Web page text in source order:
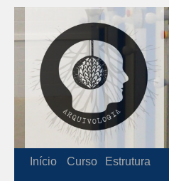
Início Curso Estrutura